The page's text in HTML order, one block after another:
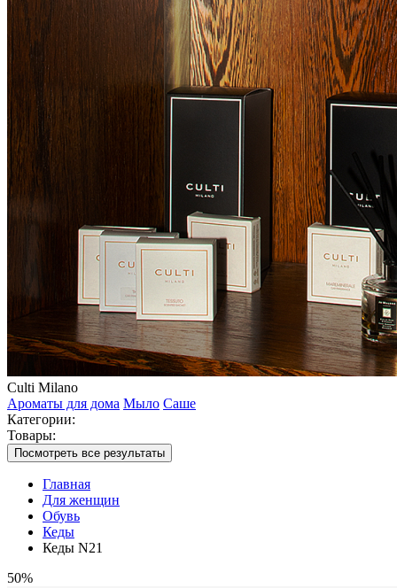
Culti Milano
Ароматы для дома Мыло Саше
Категории:
Товары:
Посмотреть все результаты
Главная
Для женщин
Обувь
Кеды
Кеды N21
50%